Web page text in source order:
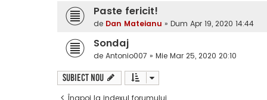
Paste fericit!
de Dan Mateianu » Dum Apr 19, 2020 14:44
Sondaj
de Antonio007 » Mie Mar 25, 2020 20:10
Subiect nou